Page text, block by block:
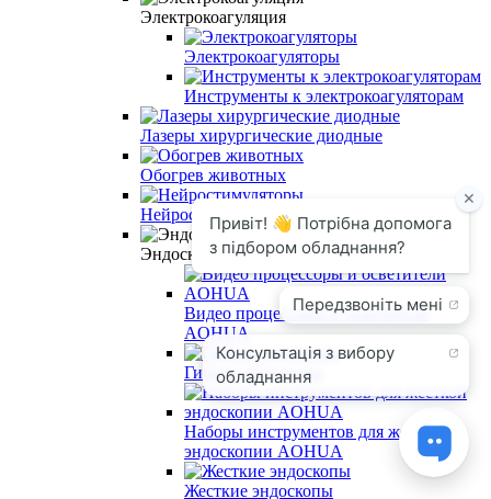
Электрокоагуляция
Электрокоагуляторы
Инструменты к электрокоагуляторам
Лазеры хирургические диодные
Обогрев животных
Нейростимуляторы
Эндоскопия
Видео процессоры и осветители
AOHUA
Гибкие эндоскопы
Наборы инструментов для жесткой
эндоскопии AOHUA
Жесткие эндоскопы